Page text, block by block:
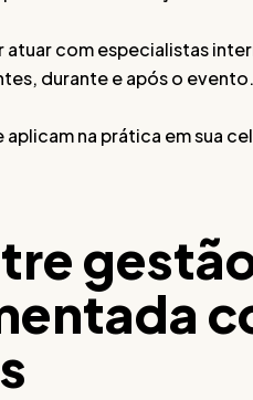
atuar com especialistas
durante e após o evento.
na prática em sua